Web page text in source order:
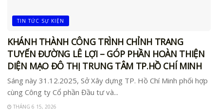
TIN TỨC SỰ KIỆN
KHÁNH THÀNH CÔNG TRÌNH CHỈNH TRANG
TUYẾN ĐƯỜNG LÊ LỢI – GÓP PHẦN HOÀN THIỆN
DIỆN MẠO ĐÔ THỊ TRUNG TÂM TP.HỒ CHÍ MINH
Sáng này 31.12.2025, Sở Xây dựng TP. Hồ Chí Minh phối hợp
cùng Công ty Cổ phần Đầu tư và...
THÁNG 6 15, 2026